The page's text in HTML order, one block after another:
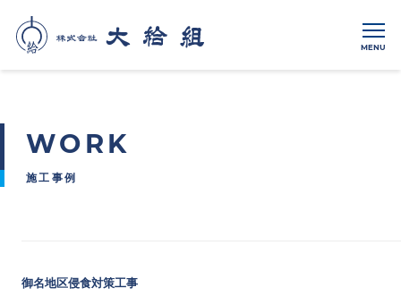
MENU
WORK
施工事例
御名地区侵食対策工事